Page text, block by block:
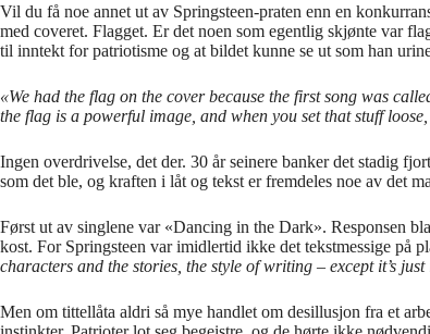
Vil du få noe annet ut av Springsteen-praten enn en
med coveret. Flagget. Er det noen som egentlig skjønte var
til inntekt for patriotisme og at bildet kunne se ut som han
«We had the flag on the cover because the first song was
the flag is a powerful image, and when you set that stuff
Ingen overdrivelse, det der. 30 år seinere banker det stadig
som det ble, og kraften i låt og tekst er fremdeles noe av det
Først ut av singlene var «Dancing in the Dark». Responsen
kost. For Springsteen var imidlertid ikke det tekstmessige på
characters and the stories, the style of writing – except it’s
Men om tittellåta aldri så mye handlet om desillusjon fra et